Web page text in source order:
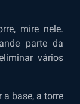
mire nele.
parte da
vários
a base, a torre